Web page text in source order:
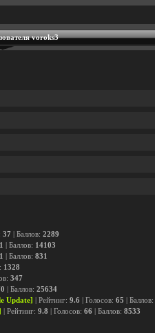
voroks3
37 | Баллов: 2289
| Баллов: 14103
| Баллов: 831
1328
347
| Баллов: 25634
Update] | Рейтинг: 9.6 | Голосов: 65 | Баллов:
| Рейтинг: 9.8 | Голосов: 66 | Баллов: 8533